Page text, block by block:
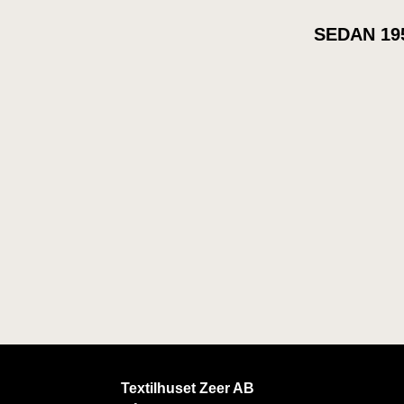
SEDAN
Textilhuset Zeer AB